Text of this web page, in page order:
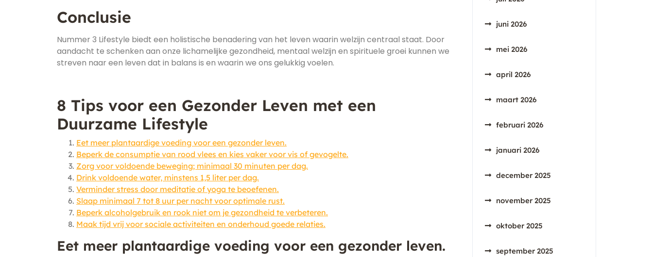
Conclusie
Nummer 3 Lifestyle biedt een holistische benadering van het leven waarin welzijn centraal staat. Door
aandacht te schenken aan onze lichamelijke gezondheid, mentaal welzijn en spirituele groei kunnen we
streven naar een leven dat in balans is en waarin we ons gelukkig voelen.
8 Tips voor een Gezonder Leven met een
Duurzame Lifestyle
Eet meer plantaardige voeding voor een gezonder leven.
Beperk de consumptie van rood vlees en kies vaker voor vis of gevogelte.
Zorg voor voldoende beweging; minimaal 30 minuten per dag.
Drink voldoende water, minstens 1,5 liter per dag.
Verminder stress door meditatie of yoga te beoefenen.
Slaap minimaal 7 tot 8 uur per nacht voor optimale rust.
Beperk alcoholgebruik en rook niet om je gezondheid te verbeteren.
Maak tijd vrij voor sociale activiteiten en onderhoud goede relaties.
Eet meer plantaardige voeding voor een gezonder leven.
juni 2026
mei 2026
april 2026
maart 2026
februari 2026
januari 2026
december 2025
november 2025
oktober 2025
september 2025